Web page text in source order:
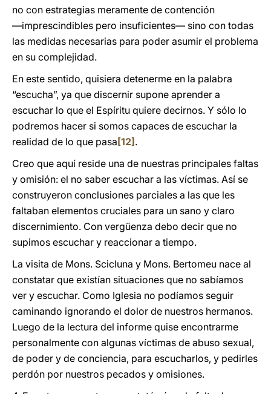
no con estrategias meramente de contención
―imprescindibles pero insuficientes― sino con todas
las medidas necesarias para poder asumir el problema
en su complejidad.
En este sentido, quisiera detenerme en la palabra
“escucha”, ya que discernir supone aprender a
escuchar lo que el Espíritu quiere decirnos. Y sólo lo
podremos hacer si somos capaces de escuchar la
realidad de lo que pasa [12] .
Creo que aquí reside una de nuestras principales faltas
y omisión: el no saber escuchar a las víctimas. Así se
construyeron conclusiones parciales a las que les
faltaban elementos cruciales para un sano y claro
discernimiento. Con vergüenza debo decir que no
supimos escuchar y reaccionar a tiempo.
La visita de Mons. Scicluna y Mons. Bertomeu nace al
constatar que existían situaciones que no sabíamos
ver y escuchar. Como Iglesia no podíamos seguir
caminando ignorando el dolor de nuestros hermanos.
Luego de la lectura del informe quise encontrarme
personalmente con algunas víctimas de abuso sexual,
de poder y de conciencia, para escucharlos, y pedirles
perdón por nuestros pecados y omisiones.